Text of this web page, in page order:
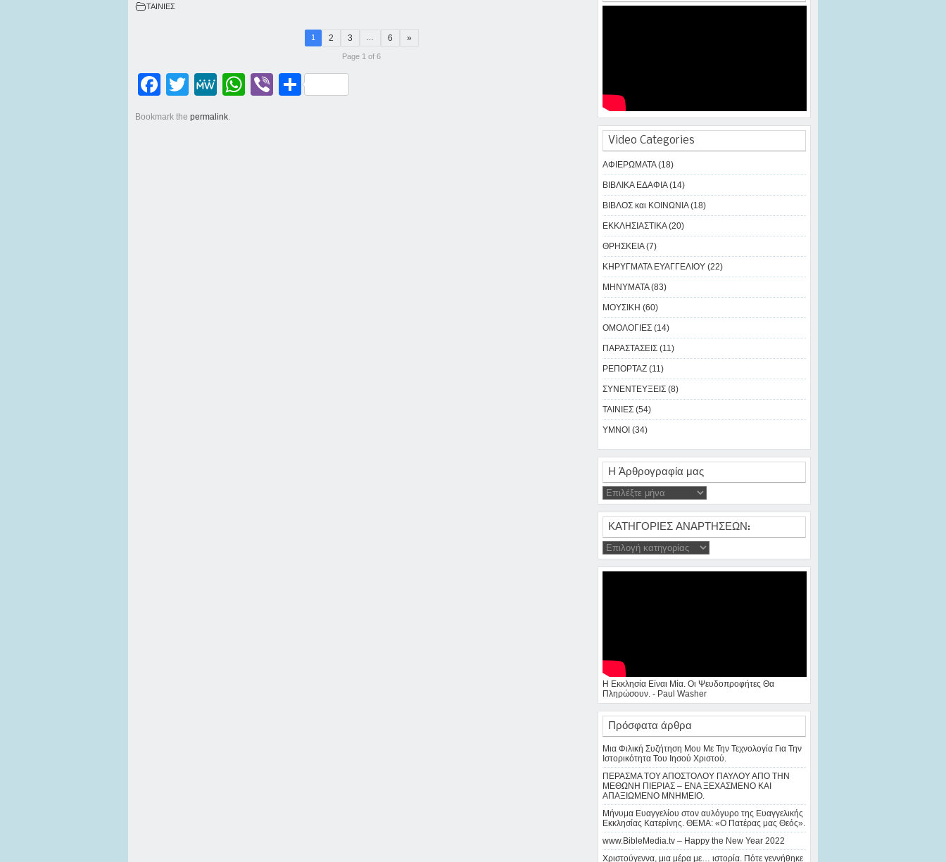
ΤΑΙΝΙΕΣ
1 2 3 6 »
Page 1 of 6
Facebook Twitter MeWe WhatsAppViber Μοιραστείτε
Bookmark the permalink.
Video Categories
ΑΦΙΕΡΩΜΑΤΑ (18)
ΒΙΒΛΙΚΑ ΕΔΑΦΙΑ (14)
ΒΙΒΛΟΣ και ΚΟΙΝΩΝΙΑ (18)
ΕΚΚΛΗΣΙΑΣΤΙΚΑ (20)
ΘΡΗΣΚΕΙΑ (7)
ΚΗΡΥΓΜΑΤΑ ΕΥΑΓΓΕΛΙΟΥ (22)
ΜΗΝΥΜΑΤΑ (83)
ΜΟΥΣΙΚΗ (60)
ΟΜΟΛΟΓΙΕΣ (14)
ΠΑΡΑΣΤΑΣΕΙΣ (11)
ΡΕΠΟΡΤΑΖ (11)
ΣΥΝΕΝΤΕΥΞΕΙΣ (8)
ΤΑΙΝΙΕΣ (54)
ΥΜΝΟΙ (34)
Η Άρθρογραφία μας
ΚΑΤΗΓΟΡΙΕΣ ΑΝΑΡΤΗΣΕΩΝ:
Η Εκκλησία Είναι Μία. Οι Ψευδοπροφήτες Θα
Πληρώσουν. - Paul Washer
Πρόσφατα άρθρα
Μια Φιλική Συζήτηση Μου Με Την Τεχνολογία Για Την
Ιστορικότητα Του Ιησού Χριστού.
ΠΕΡΑΣΜΑ ΤΟΥ ΑΠΟΣΤΟΛΟΥ ΠΑΥΛΟΥ ΑΠΟ ΤΗΝ
ΜΕΘΩΝΗ ΠΙΕΡΙΑΣ – ΕΝΑ ΞΕΧΑΣΜΕΝΟ ΚΑΙ
ΑΠΑΞΙΩΜΕΝΟ ΜΝΗΜΕΙΟ.
Μήνυμα Ευαγγελίου στον αυλόγυρο της Ευαγγελικής
Εκκλησίας Κατερίνης. ΘΕΜΑ: «Ο Πατέρας μας Θεός».
www.BibleMedia.tv – Happy the New Year 2022
Χριστούγεννα, μια μέρα με… ιστορία. Πότε γεννήθηκε